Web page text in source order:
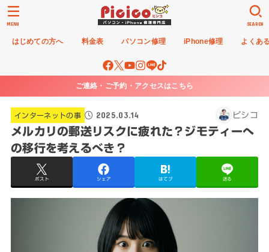
はじめての方へ 料金表 パソコン修理 iPhone修理 よくあ
SEARCH
MENU
ご連絡・ご予約・アクセスはこちら
インターネットの事 2025.03.14 ピシコ
メルカリの郵送リスクに疲れた？ジモティーへ
の移行を考えるべき？
ポスト シェア はてブ 送る